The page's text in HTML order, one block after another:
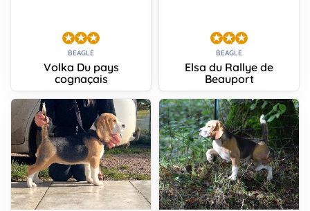
BEAGLE
Volka Du pays
cognaçais
BEAGLE
Elsa du Rallye de
Beauport